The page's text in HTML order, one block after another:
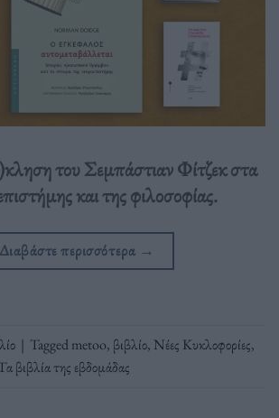
του Σεμπάστιαν Φίτζεκ στα
και της φιλοσοφίας.
Διαβάστε περισσότερα →
| Taggedmetoo, βιβλίο, Νέες Κυκλοφορίες,
βιβλία της εβδομάδας